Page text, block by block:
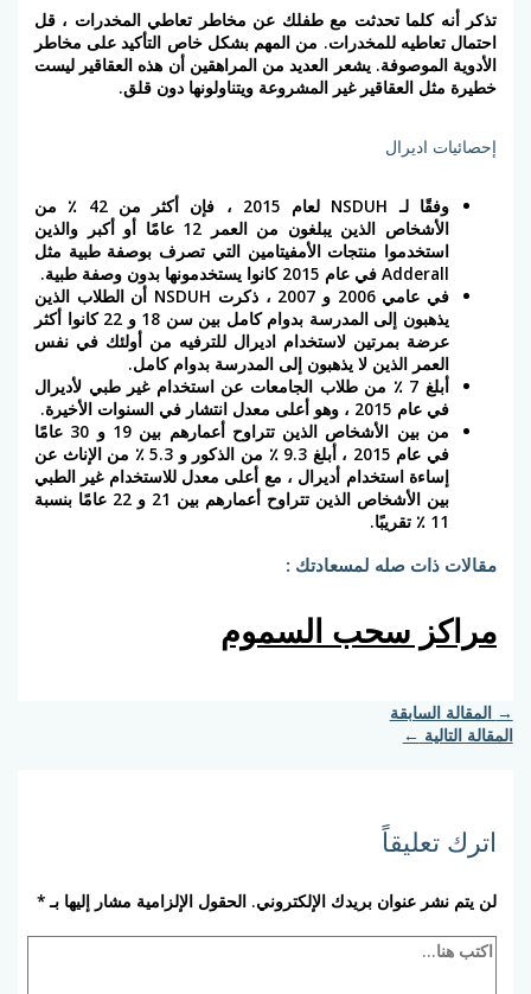
تذكر أنه كلما تحدثت مع طفلك عن مخاطر تعاطي المخدرات ، قل
احتمال تعاطيه للمخدرات. من المهم بشكل خاص التأكيد على مخاطر
الأدوية الموصوفة. يشعر العديد من المراهقين أن هذه العقاقير ليست
خطيرة مثل العقاقير غير المشروعة ويتناولونها دون قلق.
إحصائيات اديرال
وفقًا لـ NSDUH لعام 2015 ، فإن أكثر من 42 ٪ من
الأشخاص الذين يبلغون من العمر 12 عامًا أو أكبر والذين
استخدموا منتجات الأمفيتامين التي تصرف بوصفة طبية مثل
Adderall في عام 2015 كانوا يستخدمونها بدون وصفة طبية.
في عامي 2006 و 2007 ، ذكرت NSDUH أن الطلاب الذين
يذهبون إلى المدرسة بدوام كامل بين سن 18 و 22 كانوا أكثر
عرضة بمرتين لاستخدام اديرال للترفيه من أولئك في نفس
العمر الذين لا يذهبون إلى المدرسة بدوام كامل.
أبلغ 7 ٪ من طلاب الجامعات عن استخدام غير طبي لأديرال
في عام 2015 ، وهو أعلى معدل انتشار في السنوات الأخيرة.
من بين الأشخاص الذين تتراوح أعمارهم بين 19 و 30 عامًا
في عام 2015 ، أبلغ 9.3 ٪ من الذكور و 5.3 ٪ من الإناث عن
إساءة استخدام أديرال ، مع أعلى معدل للاستخدام غير الطبي
بين الأشخاص الذين تتراوح أعمارهم بين 21 و 22 عامًا بنسبة
11 ٪ تقريبًا.
مقالات ذات صله لمسعادتك :
مراكز سحب السموم
→ المقالة السابقة
المقالة التالية ←
اترك تعليقاً
لن يتم نشر عنوان بريدك الإلكتروني. الحقول الإلزامية مشار إليها بـ*